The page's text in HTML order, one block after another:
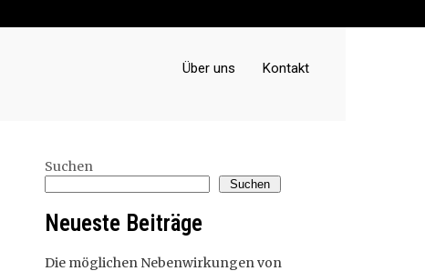
Über uns Kontakt
Suchen
Suchen
Neueste Beiträge
Die möglichen Nebenwirkungen von